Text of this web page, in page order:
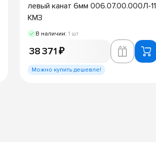
левый канат 6мм 006.07.00.000Л-11
КМЗ
В наличии: 1 шт
38 371 ₽
Можно купить дешевле!